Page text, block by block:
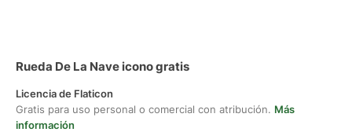
Rueda De La Nave icono gratis
Licencia de Flaticon
Gratis para uso personal o comercial con atribución. Más
información